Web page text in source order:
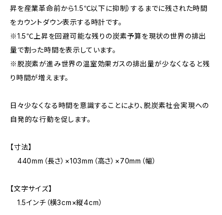
昇を産業革命前から1.5℃以下に抑制）するまでに残された時間
をカウントダウン表示する時計です。
※1.5℃上昇を回避可能な残りの炭素予算を現状の世界の排出
量で割った時間を表示しています。
※脱炭素が進み世界の温室効果ガスの排出量が少なくなると残
り時間が増えます。
日々少なくなる時間を意識することにより、脱炭素社会実現への
自発的な行動を促します。
【寸法】
440mm（長さ）×103mm（高さ）×70mm（幅）
【文字サイズ】
1.5インチ（横3cm×縦4cm）